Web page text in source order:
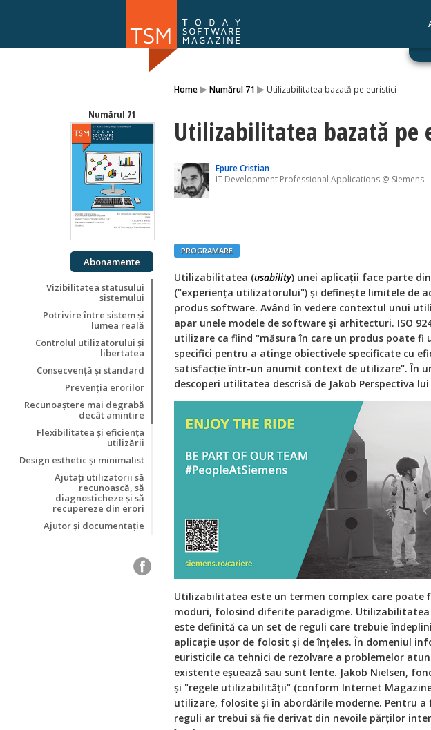
Home▸Numărul 71 ▸ Utilizabilitatea bazată pe euristici
Numărul 71
Abonamente
Vizibilitatea statusului
sistemului
Potrivire între sistem și
lumea reală
Controlul utilizatorului și
libertatea
Consecvență și standard
Prevenția erorilor
Recunoaștere mai degrabă
decât amintire
Flexibilitatea și eficiența
utilizării
Design esthetic și minimalist
Ajutați utilizatorii să
recunoască, să
diagnosticheze și să
recupereze din erori
Ajutor și documentație
Utilizabilitatea bazată pe
Epure Cristian
IT Development Professional Applications @ Siemens
PROGRAMARE
Utilizabilitatea (usability) unei aplicații face parte
("experiența utilizatorului") și definește limitele de
produs software. Având în vedere contextul unui
apar unele modele de software și arhitecturi. ISO
utilizare ca fiind "măsura în care un produs poate
specifici pentru a atinge obiectivele specificate cu
satisfacție într-un anumit context de utilizare". În
descoperi utilitatea descrisă de Jakob Perspectiva lui
Utilizabilitatea este un termen complex care poate
moduri, folosind diferite paradigme. Utilizabilitatea
este definită ca un set de reguli care trebuie
aplicație ușor de folosit și de înțeles. În domeniul
euristicile ca tehnici de rezolvare a problemelor
existente eșuează sau sunt lente. Jakob Nielsen,
și "regele utilizabilității" (conform Internet
utilizare, folosite și în abordările moderne. Pentru a
reguli ar trebui să fie derivat din nevoile părților